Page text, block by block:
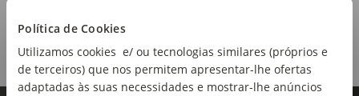
Política de Cookies
Utilizamos cookies e/ ou tecnologias similares (próprios e
de terceiros) que nos permitem apresentar-lhe ofertas
adaptadas às suas necessidades e mostrar-lhe anúncios
Altura: 25cm
Linha:
Astral Collection